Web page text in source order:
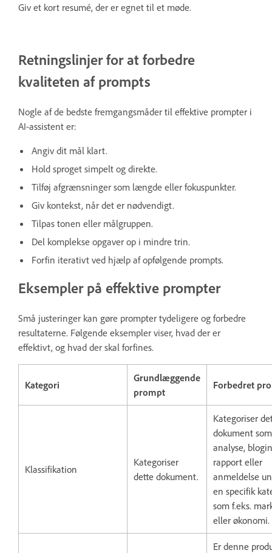
Giv et kort resumé, der er egnet til et møde.
Retningslinjer for at forbedre
kvaliteten af prompts
Nogle af de bedste fremgangsmåder til effektive prompter i
AI-assistent er:
Angiv dit mål klart.
Hold sproget simpelt og direkte.
Tilføj afgrænsninger som længde eller fokuspunkter.
Giv kontekst, når det er nødvendigt.
Tilpas tonen eller målgruppen.
Del komplekse opgaver op i mindre trin.
Forfin iterativt ved hjælp af opfølgende prompts.
Eksempler på effektive prompter
Små justeringer kan gøre prompter tydeligere og forbedre
resultaterne. Følgende eksempler viser, hvad der er
effektivt, og hvad der skal forfines.
Kategori
Grundlæggende
prompt
Forbedret
Klassifikation
Kategoriser
dette dokument.
Kategoriser
dokument som
analyse,
rapport eller
anmeldelse
en specifik
som f.eks.
eller økonomi.
Er denne